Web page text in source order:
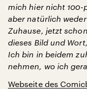
mich hier nicht
aber natürlich
Zuhause, jetzt
dieses Bild und
Ich bin in beidem
nehmen, wo ich
Webseite des